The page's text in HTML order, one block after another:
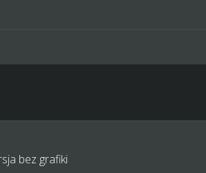
bez grafiki